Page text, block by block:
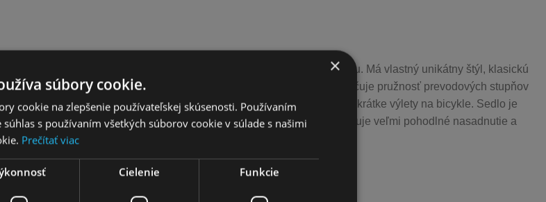
MOKKA je dámsky bicykel určený prevažne pre mestskú prevádzku. Má vlastný unikátny štýl, klasickú
založený na trojstupňovom systéme SHIMANO NEXUS, ktorý zaručuje pružnosť prevodových stupňov
Prevodový systém je prispôsobený na pohyb po meste aleba na krátke výlety na bicykle. Sedlo je
ktoré zaisťujú veľmi dlhú životnosť. Konštrukcia rámu umožňuje veľmi pohodlné nasadnutie a
geometria rámu zaručuje vzpriamenú polohu cyklistu.
UPRESNIŤ VYHĽADÁVANIE
×
súbory cookie.
cookie na zlepšenie používateľskej skúsenosti. Používaním
s používaním všetkých súborov cookie v súlade s našimi
Prečítať viac
Cielenie Funkcie